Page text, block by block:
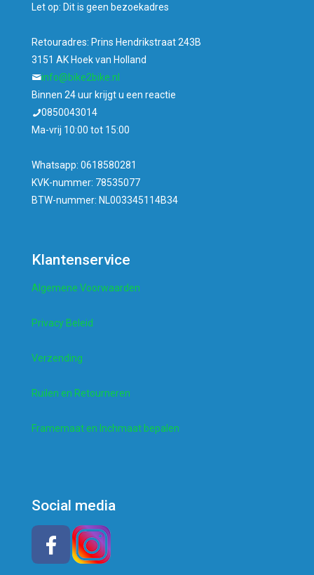
Let op: Dit is geen bezoekadres
Retouradres: Prins Hendrikstraat 243B
3151 AK Hoek van Holland
info@bike2bike.nl
Binnen 24 uur krijgt u een reactie
0850043014
Ma-vrij 10:00 tot 15:00
Whatsapp: 0618580281
KVK-nummer: 78535077
BTW-nummer: NL003345114B34
Klantenservice
Algemene Voorwaarden
Privacy Beleid
Verzending
Ruilen en Retourneren
Framemaat en Inchmaat bepalen
Social media